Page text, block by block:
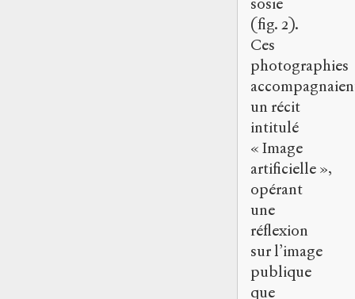
(fig. 2).
Ces
photographies
un récit
intitulé
« Image
artificielle »,
opérant
une
réflexion
sur l’image
publique
que